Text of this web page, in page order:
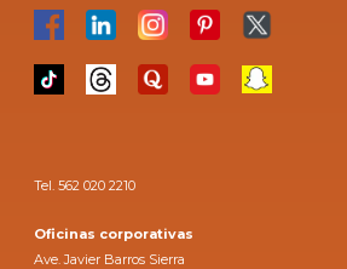
Tel. 562 020 2210
Oficinas corporativas
Ave. Javier Barros Sierra